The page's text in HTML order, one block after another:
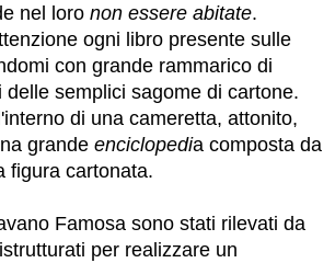
nel loro non essere abitate.
ogni libro presente sulle
con grande rammarico di
delle semplici sagome di cartone.
di una cameretta, attonito,
grande enciclopedia composta da
figura cartonata.
Famosa sono stati rilevati da
per realizzare un